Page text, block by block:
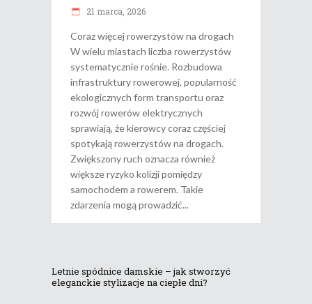
21 marca, 2026
Coraz więcej rowerzystów na drogach
W wielu miastach liczba rowerzystów
systematycznie rośnie. Rozbudowa
infrastruktury rowerowej, popularność
ekologicznych form transportu oraz
rozwój rowerów elektrycznych
sprawiają, że kierowcy coraz częściej
spotykają rowerzystów na drogach.
Zwiększony ruch oznacza również
większe ryzyko kolizji pomiędzy
samochodem a rowerem. Takie
zdarzenia mogą prowadzić
Letnie spódnice damskie – jak stworzyć
eleganckie stylizacje na ciepłe dni?